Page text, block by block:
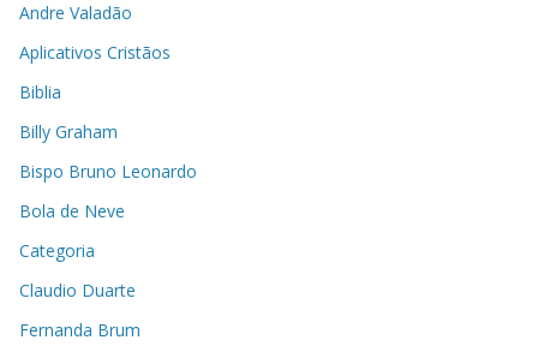
Andre Valadão
Aplicativos Cristãos
Biblia
Billy Graham
Bispo Bruno Leonardo
Bola de Neve
Categoria
Claudio Duarte
Fernanda Brum